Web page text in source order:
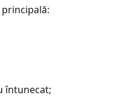
întunecat;